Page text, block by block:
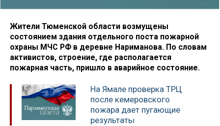
Жители Тюменской области возмущены
состоянием здания отдельного поста пожарной
охраны МЧС РФ в деревне Нариманова. По словам
активистов, строение, где располагается
пожарная часть, пришло в аварийное состояние.
На Ямале проверка ТРЦ
после кемеровского
пожара дает пугающие
результаты